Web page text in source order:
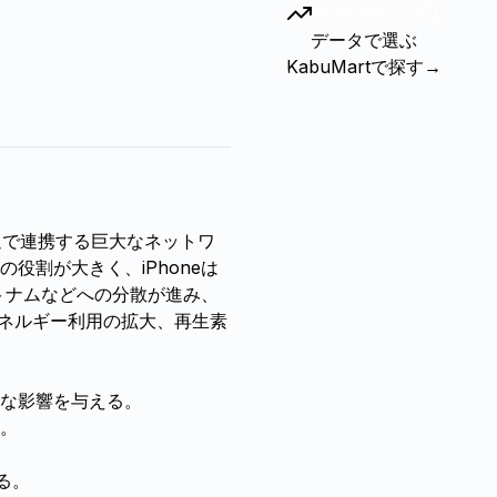
連携する巨大なネットワ
役割が大きく、iPhoneは
ムなどへの分散が進み、
ルギー利用の拡大、再生素
影響を与える。
データで選ぶ
KabuMartで探す →